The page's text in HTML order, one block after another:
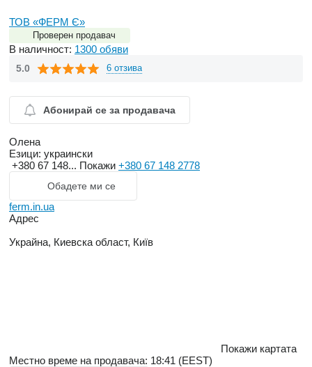
ТОВ «ФЕРМ Є»
Проверен продавач
В наличност: 1300 обяви
5.0 6 отзива
Абонирай се за продавача
Олена
Езици: украински
+380 67 148... Покажи +380 67 148 2778
Обадете ми се
ferm.in.ua
Адрес
Украйна, Киевска област, Київ
Покажи картата
Местно време на продавача: 18:41 (EEST)